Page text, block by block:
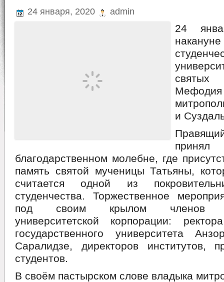
24 января, 2020 admin
24
и
благодарственном молебне, где
память святой мученицы Татьяны,
считается одной из
студенчества. Торжественное
под своим крылом членов
университетской корпорации:
государственного университета
Саралидзе, директоров институтов,
студентов.
В своём пастырском слове владыка